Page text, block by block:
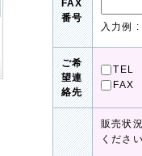
FAX
番号
入力例
ご希
望連
絡先
TEL
FAX
販売状
くださ